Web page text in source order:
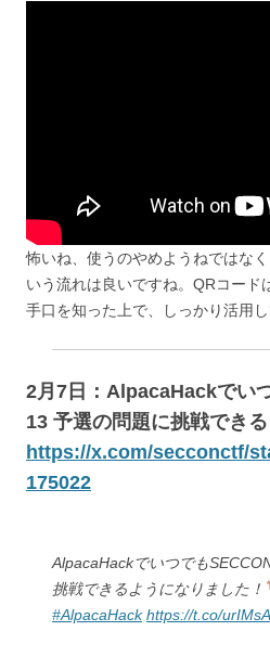
怖いね、使うのやめようねではな
いう流れは良いですね。QRコード
手口を知った上で、しっかり活用し
2月7日：AlpacaHackでい
13 予選の問題に挑戦でき
https://x.com/secconctf/
175022
AlpacaHackでいつでも
挑戦できるようになりました！
#AlpacaHack https://t.co/